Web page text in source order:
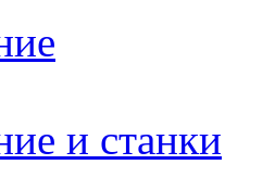
и станки